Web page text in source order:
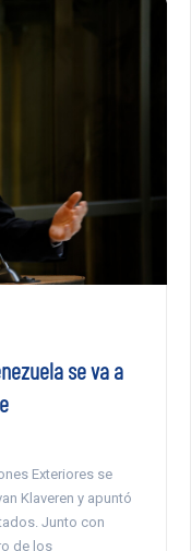
se va a
Exteriores se
Klaveren y apuntó
Junto con
de los